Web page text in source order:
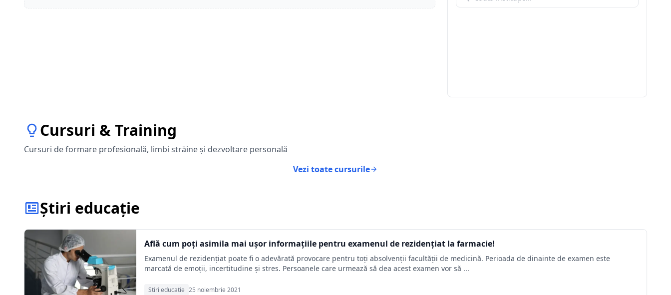
Cursuri & Training
Cursuri de formare profesională, limbi străine și dezvoltare personală
Vezi toate cursurile
Știri educație
Află cum poți asimila mai ușor informațiile pentru examenul de rezidențiat la farmacie!
Examenul de rezidențiat poate fi o adevărată provocare pentru toți absolvenții facultății de medicină. Perioada de dinainte de examen este
marcată de emoții, incertitudine și stres. Persoanele care urmează să dea acest examen vor să ...
Stiri educatie 25 noiembrie 2021